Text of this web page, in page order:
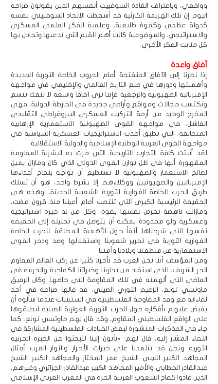
وواقعي، وباعتراف القادة السوفييت أنفسهم الذين يقولون صراحة
اليوم إن تلك الهزيمة الكارثية قد أسقطت الاتحاد السوفييتي نفسه
كدولة عظمى وكقوة طليعية، وعلمية الفكر العلمي العسكري
والاستراتيجي، والموضوعية كانت أهم القيم التي تدعيها وتجادل بها
كل منابت الفكر الأخرى.
آفاق واعدة
إذا نظرنا إلى الآفاق المنفتحة أمام الحروب الخاصة الثورية الجديدة
وأهميتها ودورها في صنع التاريخ العالمي والإقليمي في مواجهة
الإمبريالية الصهيونية والرجعية فإننا نرى آفاقا واسعة لا تنفك تتسع
وتكتسب مجالات ومواقع وأراضي جديدة في الخارطة الدولية، فهي
المخرج الوحيد من أزمة التركيب العسكري البيروقراطي التقليدي
الفاشل، في مواجهة القوى الصهيونية الاستعمارية الإرهابية
المتحالفة، التي تطبق أحدث الاستراتيجيات العسكرية السياسية في
مواجهة القوى العربية الوطنية الإسلامية والدولية الاستقلالية.
لقد أثبتت كافة التجارب التاريخية التي مرت به البشرية المقاومة
المقهورة أنها في ظل توازن القوى الدولي الذي كان ومازال يميل
لصالح الاستعمار والصهيونية لا تستطيع أن تواجه بنجاح أعداءها
الإمبرياليين والصهيونيين ووكلاءهم إلا بشرط واحد، هو أن تسلك
طريق الحرب الخاصة الغوارية الثورية الشعبية الحديثة، وهذه هي
الحقيقة الرئيسية الكبرى التي تنتصب أمام أعيننا منذ قرون مضت،
ومازالت ناهضة تفرض نفسها بقوة، وكل من له خبرة استراتيجية
وعسكرية ولو محدودة يمكنه أن يتوصل في تحليله إلى الحقيقة
نفسها التي شرحناها آنفاً حول الأهمية المطلقة للحرب الخاصة
الغوارية الثورية في تحرير شعوبنا واستقلالها وصد ودحر القوى
الاستعمارية عن منطقتنا وبلادنا وأمتنا.
ومن المؤسف أننا نحن العرب قد تأخرنا كثيرا عن ركب العالم المقاوم
الحر الشريف، الذي استفاد من تجاربنا وخبراتنا الكفاحية والحربية في
الماضي التي ألهمته في تلك المقاومة التي خاضها. وكان الرفيق
ماوتسي تونغ، الزعيم الثوري الصيني، قد قالها صراحة في أحد
لقاءاته مع وفد المقاومة الفلسطينية في الستينيات عندما سألوه أن
يفيض عليهم بأفكاره حول الحرب الثورية الغوارية الصينية ليطبقوها
على الواقع الفلسطيني المقاوم، وقد قال لهم ماوتسي تونغ، كما
جاء في المذكرات المنشورة لبعض القيادات الفلسطينية المشاركة في
اللقاء المشار إليه، قال لهم: «تأتون إلينا لتبحثوا عن الخبرة الحربية
الثورية ونحن قد تتلمذنا على خبرات الأحرار والثوار العرب أمثال
المجاهد الكبير الليبي الشيخ عمر المختار والمجاهد الكبير الشيخ
عبدالقادر الخطابي والأمير المجاهد الكبير عبدالقادر الجزائري وغيرهم،
الذين قادوا كفاح الشعوب العربية الحرة في المغرب العربي الإسلامي